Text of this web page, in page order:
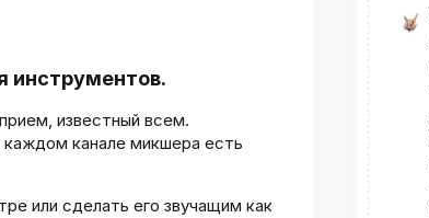
инструментов.
известный всем.
канале микшера есть
или сделать его звучащим как